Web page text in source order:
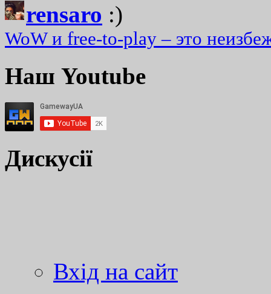
rensaro :)
WoW и free-to-play – это
Наш Youtube
Дискусії
Вхід на сайт